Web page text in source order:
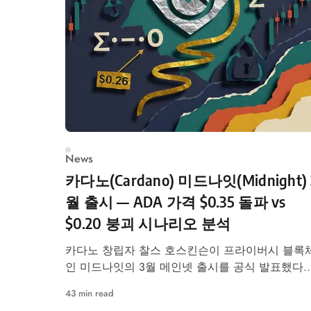
News
카다노(Cardano) 미드나잇(Midnight)
월 출시 — ADA 가격 $0.35 돌파 vs
$0.20 붕괴 시나리오 분석
카다노 창립자 찰스 호스킨슨이 프라이버시 블록
인 미드나잇의 3월 메인넷 출시를 공식 발표했다.
시와 차별화를 시도하는 카다노, 과연 $0.26 바닥
43 min read